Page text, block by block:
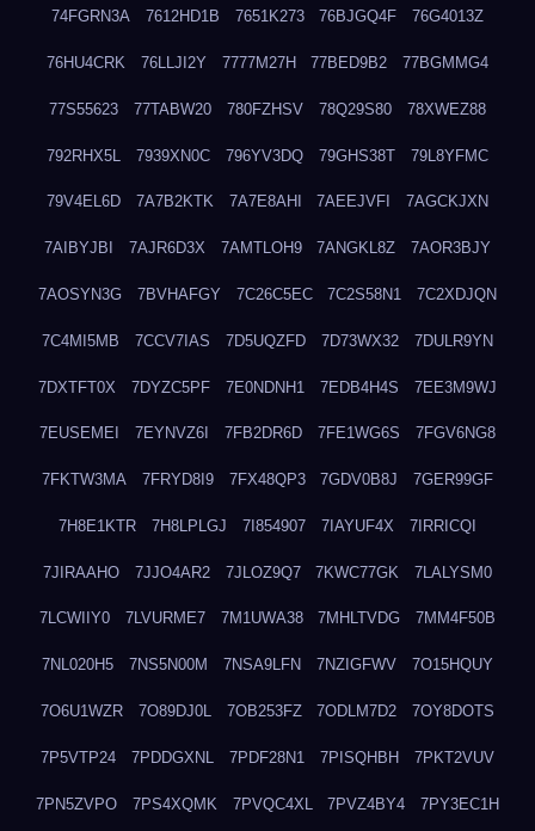
74FGRN3A 7612HD1B 7651K273 76BJGQ4F 76G4013Z
76HU4CRK 76LLJI2Y 7777M27H 77BED9B2 77BGMMG4
77S55623 77TABW20 780FZHSV 78Q29S80 78XWEZ88
792RHX5L 7939XN0C 796YV3DQ 79GHS38T 79L8YFMC
79V4EL6D 7A7B2KTK 7A7E8AHI 7AEEJVFI 7AGCKJXN
7AIBYJBI 7AJR6D3X 7AMTLOH9 7ANGKL8Z 7AOR3BJY
7AOSYN3G 7BVHAFGY 7C26C5EC 7C2S58N1 7C2XDJQN
7C4MI5MB 7CCV7IAS 7D5UQZFD 7D73WX32 7DULR9YN
7DXTFT0X 7DYZC5PF 7E0NDNH1 7EDB4H4S 7EE3M9WJ
7EUSEMEI 7EYNVZ6I 7FB2DR6D 7FE1WG6S 7FGV6NG8
7FKTW3MA 7FRYD8I9 7FX48QP3 7GDV0B8J 7GER99GF
7H8E1KTR 7H8LPLGJ 7I854907 7IAYUF4X 7IRRICQI
7JIRAAHO 7JJO4AR2 7JLOZ9Q7 7KWC77GK 7LALYSM0
7LCWIIY0 7LVURME7 7M1UWA38 7MHLTVDG 7MM4F50B
7NL020H5 7NS5N00M 7NSA9LFN 7NZIGFWV 7O15HQUY
7O6U1WZR 7O89DJ0L 7OB253FZ 7ODLM7D2 7OY8DOTS
7P5VTP24 7PDDGXNL 7PDF28N1 7PISQHBH 7PKT2VUV
7PN5ZVPO 7PS4XQMK 7PVQC4XL 7PVZ4BY4 7PY3EC1H